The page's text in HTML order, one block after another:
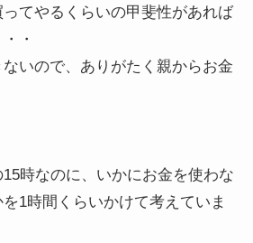
てやるくらいの甲斐性があれば
・
いので、ありがたく親からお金
時なのに、いかにお金を使わな
1時間くらいかけて考えていま